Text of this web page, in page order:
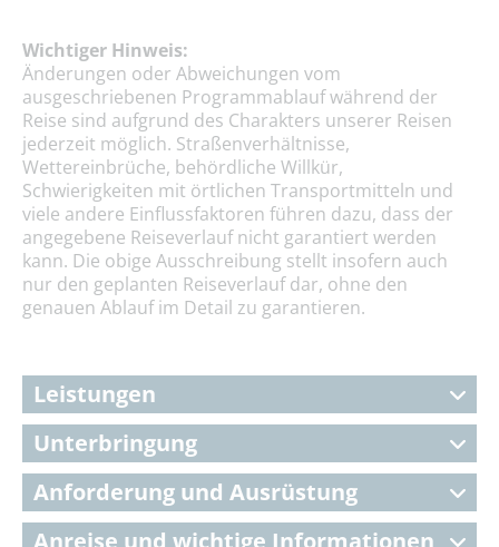
Wichtiger Hinweis:
Änderungen oder Abweichungen vom
ausgeschriebenen Programmablauf während der
Reise sind aufgrund des Charakters unserer Reisen
jederzeit möglich. Straßenverhältnisse,
Wettereinbrüche, behördliche Willkür,
Schwierigkeiten mit örtlichen Transportmitteln und
viele andere Einflussfaktoren führen dazu, dass der
angegebene Reiseverlauf nicht garantiert werden
kann. Die obige Ausschreibung stellt insofern auch
nur den geplanten Reiseverlauf dar, ohne den
genauen Ablauf im Detail zu garantieren.
Leistungen
Unterbringung
Anforderung und Ausrüstung
Anreise und wichtige Informationen